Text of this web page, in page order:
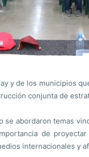
y de los municipios
conjunta de
se abordaron temas
de
internacionales y